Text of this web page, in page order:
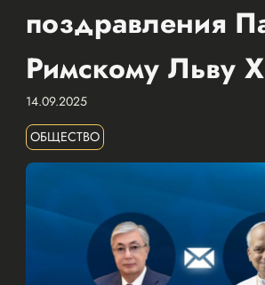
поздравления
Римскому Льву
14.09.2025
ОБЩЕСТВО